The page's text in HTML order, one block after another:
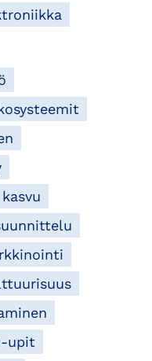
kasvu
upit